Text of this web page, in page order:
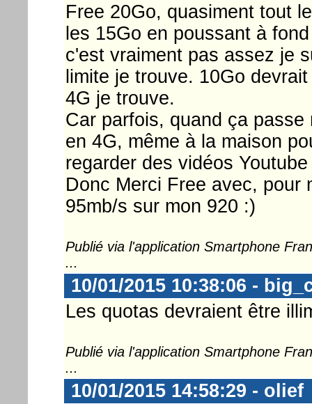
Free 20Go, quasiment tout
les 15Go en poussant à
c'est vraiment pas assez je
limite je trouve. 10Go
4G je trouve.
Car parfois, quand ça
en 4G, même à la maison
regarder des vidéos
Donc Merci Free avec, pour
95mb/s sur mon 920 :)
Publié via l'application Smartphone
...
10/01/2015 10:38:06 -
Les quotas devraient être
Publié via l'application Smartphone
...
10/01/2015 14:58:29 - olief